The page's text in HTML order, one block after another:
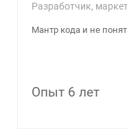
Разработчик,
Мантр кода и не
Опыт 6 лет